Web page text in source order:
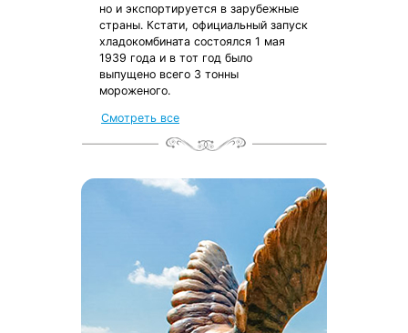
но и экспортируется в зарубежные
страны. Кстати, официальный запуск
хладокомбината состоялся 1 мая
1939 года и в тот год было
выпущено всего 3 тонны
мороженого.
Смотреть все